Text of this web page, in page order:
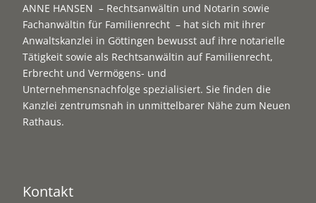
ANNE HANSEN – Rechtsanwältin und Notarin sowie
Fachanwältin für Familienrecht – hat sich mit ihrer
Anwaltskanzlei in Göttingen bewusst auf ihre notarielle
Tätigkeit sowie als Rechtsanwältin auf Familienrecht,
Erbrecht und Vermögens- und
Unternehmensnachfolge spezialisiert. Sie finden die
Kanzlei zentrumsnah in unmittelbarer Nähe zum Neuen
Rathaus.
Kontakt